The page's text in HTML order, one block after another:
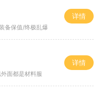
备保值/终极乱爆
详情
面都是材料服
详情